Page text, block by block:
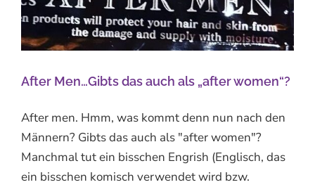
After Men…Gibts das auch als „after women“?
After men. Hmm, was kommt denn nun nach den
Männern? Gibts das auch als "after women"?
Manchmal tut ein bisschen Engrish (Englisch, das
ein bisschen komisch verwendet wird bzw.